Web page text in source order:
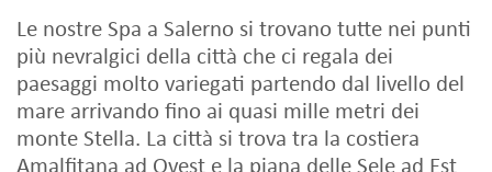
Le nostre Spa a Salerno si trovano tutte nei punti
più nevralgici della città che ci regala dei
paesaggi molto variegati partendo dal livello del
mare arrivando fino ai quasi mille metri dei
monte Stella. La città si trova tra la costiera